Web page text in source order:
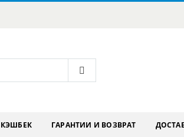
КЭШБЕК ГАРАНТИИ И ВОЗВРАТ